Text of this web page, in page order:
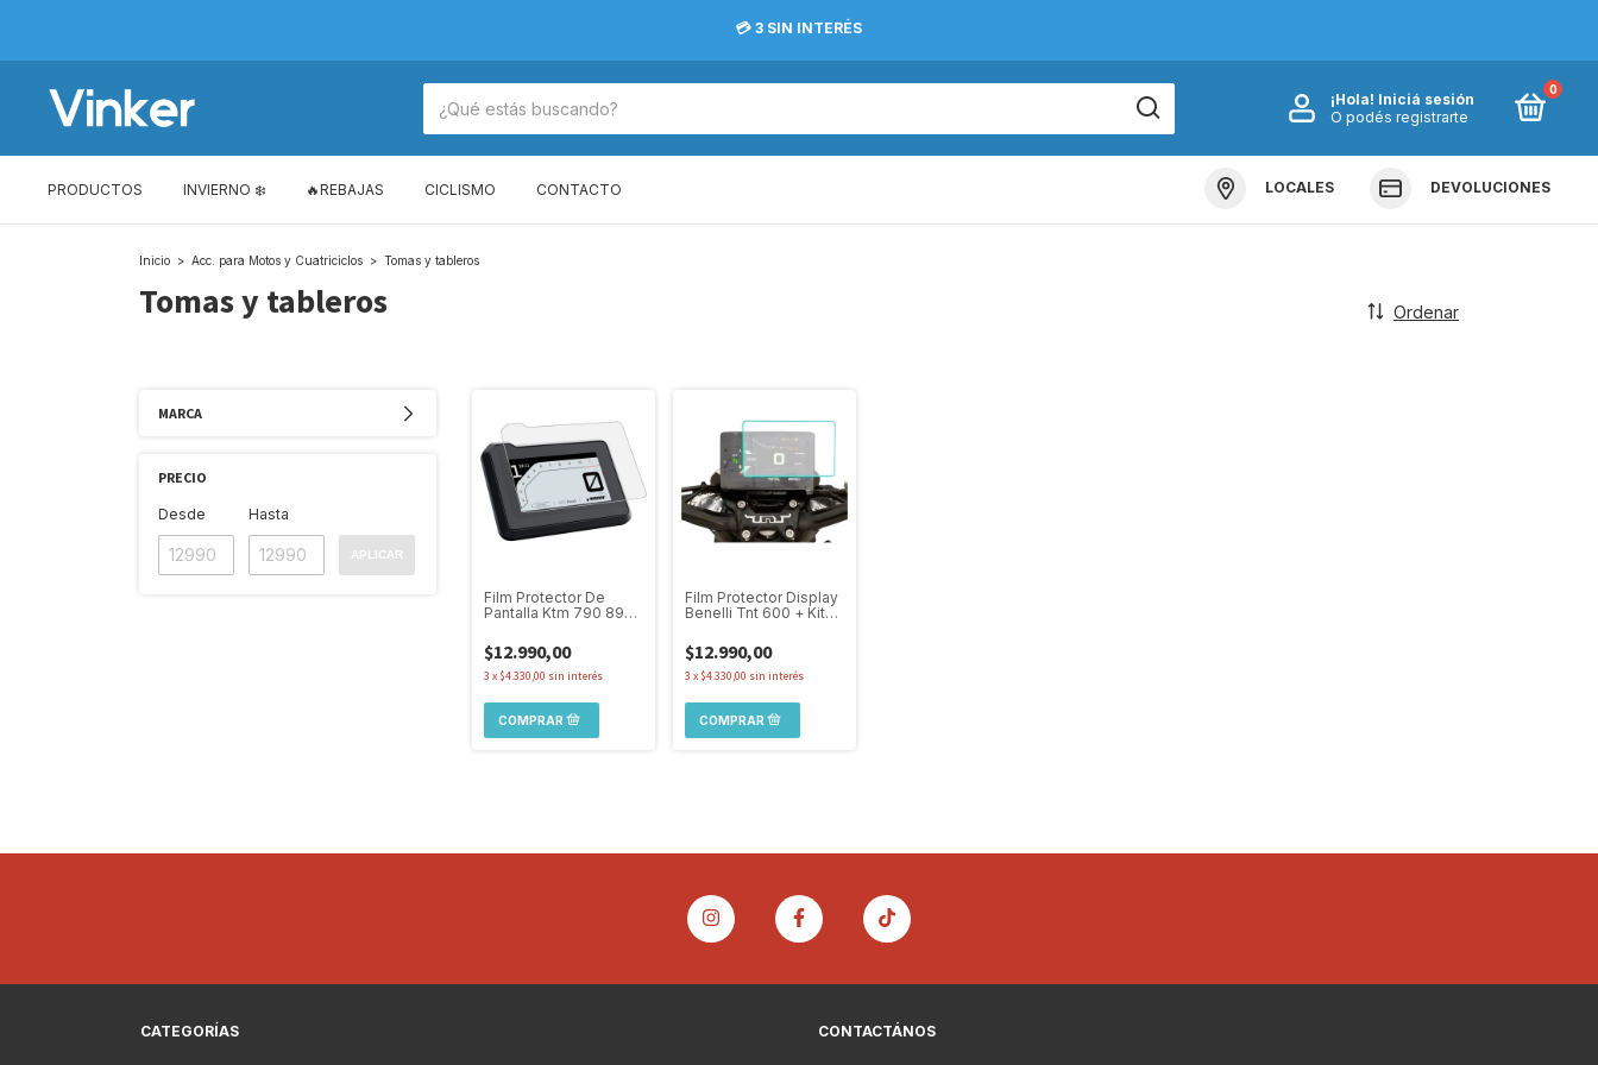
💳 3 SIN INTERÉS
¡Hola! Iniciá sesión
O podés registrarte
0
PRODUCTOS INVIERNO ❄️ 🔥REBAJAS CICLISMO CONTACTO LOCALES DEVOLUCIONES
Inicio > Acc. para Motos y Cuatriciclos > Tomas y tableros
Tomas y tableros Ordenar
MARCA
PRECIO
Desde Hasta
APLICAR
Film Protector De
Pantalla Ktm 790 890
$12.990,00
3 x $4.330,00 sin interés
Film Protector Display
Benelli Tnt 600 + Kit
$12.990,00
3 x $4.330,00 sin interés
CATEGORÍAS CONTACTÁNOS